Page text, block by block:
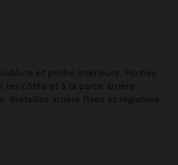
et poche intérieure. Poches
les côtés et à la partie arrière.
Bretelles arrière fixes et réglables.